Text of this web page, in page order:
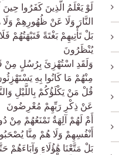
لَوْ يَعْلَمُ الَّذِينَ كَفَرُوا
النَّارَ وَلَا عَنْ ظُهُورِهِمْ
بَلْ تَأْتِيهِمْ بَغْتَةً فَتَبْهَتُهُمْ
يُنْظَرُونَ
وَلَقَدِ اسْتُهْزِئَ بِرُسُلٍ مِنْ
مِنْهُمْ مَا كَانُوا بِهِ
قُلْ مَنْ يَكْلَؤُكُمْ بِاللَّيْلِ
عَنْ ذِكْرِ رَبِّهِمْ مُعْرِضُونَ
أَمْ لَهُمْ آلِهَةٌ تَمْنَعُهُمْ مِنْ
أَنْفُسِهِمْ وَلَا هُمْ مِنَّا
بَلْ مَتَّعْنَا هَٰؤُلَاءِ وَآبَاءَهُمْ